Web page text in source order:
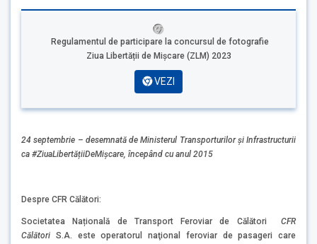
Regulamentul de participare la concursul de fotografie
Ziua Libertății de Mișcare (ZLM) 2023
VEZI
24 septembrie – desemnată de Ministerul Transporturilor și Infrastructurii
ca #ZiuaLibertățiiDeMișcare, începând cu anul 2015
Despre CFR Călători:
Societatea Națională de Transport Feroviar de Călători CFR
Călători S.A. este operatorul naţional feroviar de pasageri care